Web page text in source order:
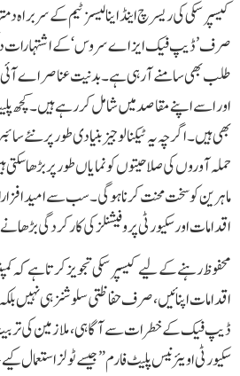
کیسپرسکی کی ریسرچ اینڈ اینالیسز ٹیم کے سربراہ
صرف ’ڈیپ فیک ایز اے سروس‘ کے اشتہارات
طلب بھی سامنے آ رہی ہے۔ بد نیت عناصر اے
اور اسے اپنے مقاصد میں شامل کر رہے ہیں۔ کچھ
بھی ہیں۔ اگرچہ یہ ٹیکنالوجیز بنیادی طور پر نئے
حملہ آوروں کی صلاحیتوں کو نمایاں طور پر بڑھا
ماہرین کو سخت محنت کرنا ہوگی۔ سب سے امید افزا
اقدامات اور سکیورٹی پروفیشنلز کی کارکردگی
محفوظ رہنے کے لیے کیسپرسکی تجویز کرتا ہے کہ
اقدامات اپنائیں، صرف حفاظتی سلوشنز ہی نہیں
ڈیپ فیک کے خطرات سے آگاہی، ملازمین کی
سکیورٹی اویئرنیس پلیٹ فارم” جیسے ٹولز استعمال